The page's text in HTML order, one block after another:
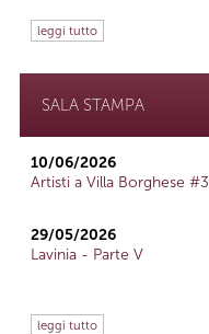
leggi tutto
SALA STAMPA
10/06/2026
Artisti a Villa Borghese #3
29/05/2026
Lavinia - Parte V
leggi tutto